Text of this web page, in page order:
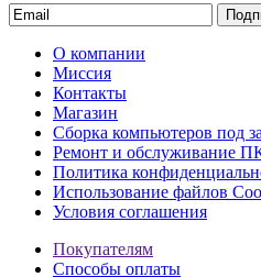
О компании
Миссия
Контакты
Магазин
Сборка компьютеров под
Ремонт и обслуживание
Политика
Использование файлов
Условия соглашения
Покупателям
Способы оплаты